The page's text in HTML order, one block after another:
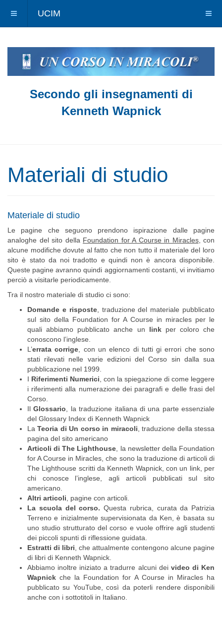
UCIM
Secondo gli insegnamenti di
Kenneth Wapnick
Materiali di studio
Materiale di studio
Le pagine che seguono prendono ispirazione dalle pagine
analoghe del sito della Foundation for A Course in Miracles, con
alcune modifiche dovute al fatto che non tutto il materiale del loro
sito è stato da noi tradotto e quindi non è ancora disponibile.
Queste pagine avranno quindi aggiornamenti costanti, vi invitiamo
perciò a visitarle periodicamente.
Tra il nostro materiale di studio ci sono:
Domande e risposte, traduzione del materiale pubblicato
sul sito della Foundation for A Course in miracles per le
quali abbiamo pubblicato anche un linkper coloro che
conoscono l’inglese.
L’errata corrige , con un elenco di tutti gi errori che sono
stati rilevati nelle varie edizioni del Corso sin dalla sua
pubblicazione nel 1999.
I Riferimenti Numerici , con la spiegazione di come leggere
i riferimenti alla numerazione dei paragrafi e delle frasi del
Corso.
IlGlossario , la traduzione italiana di una parte essenziale
del Glossary Index di Kenneth Wapnick
LaTeoria di Un corso in miracoli , traduzione della stessa
pagina del sito americano
Articoli di The Lighthouse , la newsletter della Foundation
for A Course in Miracles, che sono la traduzione di articoli di
The Lighthouse scritti da Kenneth Wapnick, con un link, per
chi conosce l’inglese, agli articoli pubblicati sul sito
americano.
Altri articoli , pagine con articoli.
La scuola del corso. Questa rubrica, curata da Patrizia
Terreno e inizialmente supervisionata da Ken, è basata su
uno studio strutturato del corso e vuole offrire agli studenti
dei piccoli spunti di riflessione guidata.
Estratti di libri , che attualmente contengono alcune pagine
di libri di Kenneth Wapnick.
Abbiamo inoltre iniziato a tradurre alcuni dei video di Ken
Wapnick che la Foundation for A Course in Miracles ha
pubblicato su YouTube, così da poterli rendere disponibili
anche con i sottotitoli in Italiano.